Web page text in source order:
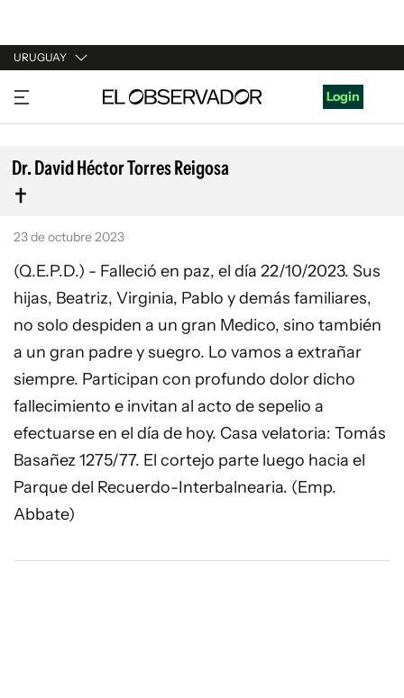
URUGUAY
URUGUAY
ARGENTINA
ESPAÑA
ESTADOS UNIDOS
Login
Dr. David Héctor Torres Reigosa
23 de octubre 2023
(Q.E.P.D.) - Falleció en paz, el día 22/10/2023. Sus
hijas, Beatriz, Virginia, Pablo y demás familiares,
no solo despiden a un gran Medico, sino también
a un gran padre y suegro. Lo vamos a extrañar
siempre. Participan con profundo dolor dicho
fallecimiento e invitan al acto de sepelio a
efectuarse en el día de hoy. Casa velatoria: Tomás
Basañez 1275/77. El cortejo parte luego hacia el
Parque del Recuerdo-Interbalnearia. (Emp.
Abbate)